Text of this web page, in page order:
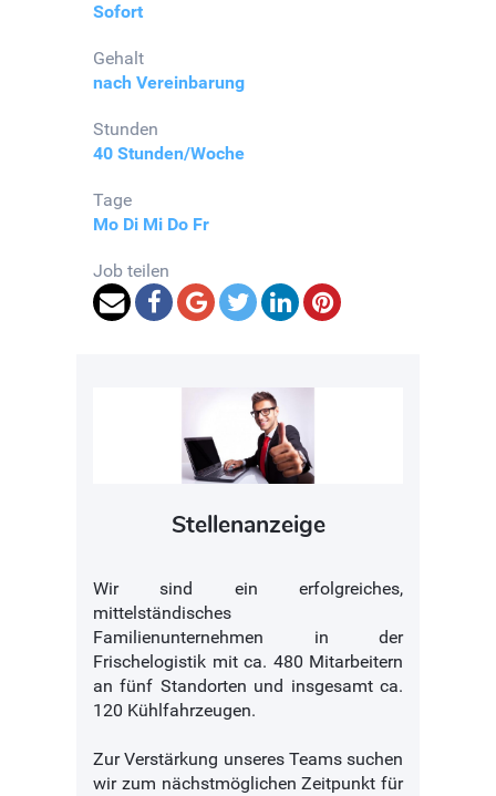
Sofort
Gehalt
nach Vereinbarung
Stunden
40 Stunden/Woche
Tage
Mo Di Mi Do Fr
Job teilen
Stellenanzeige
Wir sind ein erfolgreiches,
mittelständisches
Familienunternehmen in der
Frischelogistik mit ca. 480 Mitarbeitern
an fünf Standorten und insgesamt ca.
120 Kühlfahrzeugen.
Zur Verstärkung unseres Teams suchen
wir zum nächstmöglichen Zeitpunkt für